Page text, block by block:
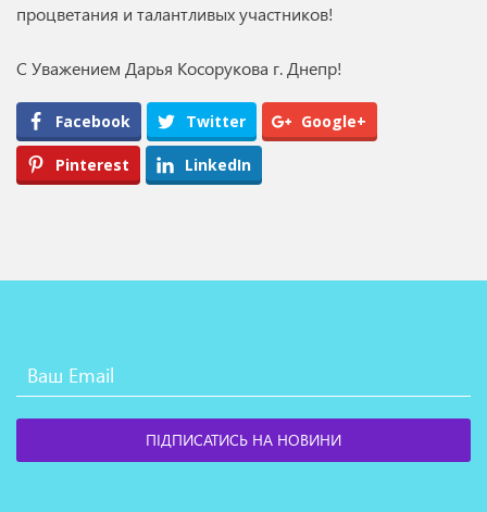
процветания и талантливых участников!
С Уважением Дарья Косорукова г. Днепр!
Facebook Twitter Google+
Pinterest LinkedIn